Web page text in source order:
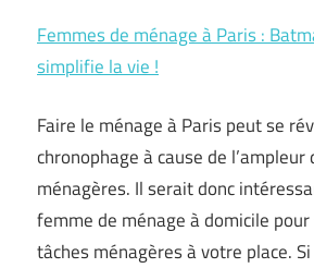
Femmes de ménage à Paris :
simplifie la vie !
Faire le ménage à Paris peut se
chronophage à cause de l’ampleur
ménagères. Il serait donc
femme de ménage à domicile pour
tâches ménagères à votre place.